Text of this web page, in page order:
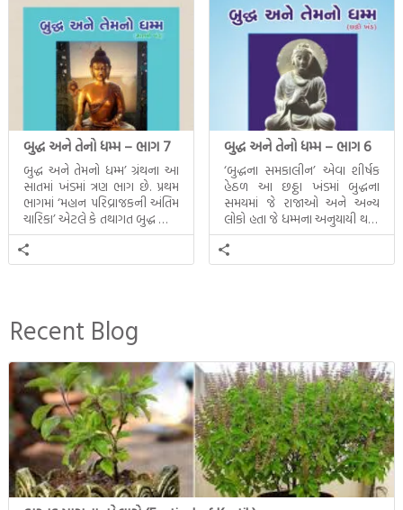
બુદ્ધ અને તેનો ધમ્મ – ભાગ 7
બુદ્ધ અને તેમનો ધમ્મ’ ગ્રંથના આ
સાતમાં ખંડમાં ત્રણ ભાગ છે. પ્રથમ
ભાગમાં ‘મહાન પરિવ્રાજકની અંતિમ
ચારિકા’ એટલે કે તથાગત બુદ્ધ સાથે
સતત પરિભ્રમણ કરતા સહચારીઓ
સાથે ફરી એકવારની
મુલાકાત, બીજા ભાગમાં તથાગતે
ઉત્તરાધિકારી તરીકે સ્થાપે છે તે
દૃશ્યો અંકિત થયાં છે. ટૂંકમાં બુદ્ધનાં
જીવનના અંતિમ દિવસોની યાત્રાનો
પરિપાક જોવા મળે […]
બુદ્ધ અને તેનો ધમ્મ – ભાગ 6
‘બુદ્ધના સમકાલીન’ એવા શીર્ષક
હેઠળ આ છઠ્ઠા ખંડમાં બુદ્ધના
સમયમાં જે રાજાઓ અને અન્ય
લોકો હતા જે ધમ્મના અનુયાયી થયા.
તેમનો અને બુદ્ધ વચ્ચે થયેલો
સત્સંગ વીશે જાણકારી મળે છે.
Recent Blog